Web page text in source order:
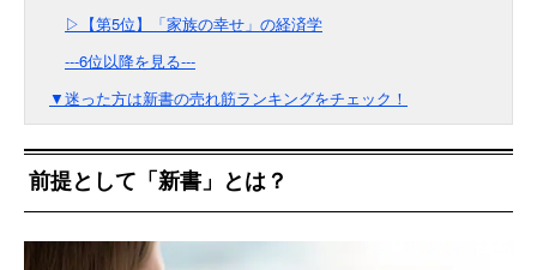
▷【第5位】「家族の幸せ」の経済学
---6位以降を見る---
▼迷った方は新書の売れ筋ランキングをチェック！
前提として「新書」とは？